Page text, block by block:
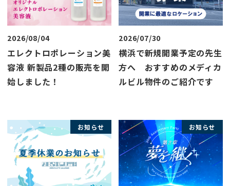
エレクトロポレーション美
容液 新製品2種の販売を開
始しました！
2026/08/04
横浜で新規開業予定の先生
方へ おすすめのメディカ
ルビル物件のご紹介です
2026/07/30
お知らせ お知らせ